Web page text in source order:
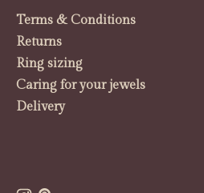
Terms & Conditions
Returns
Ring sizing
Caring for your jewels
Delivery